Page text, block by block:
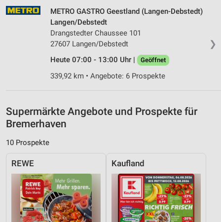
❯
METRO GASTRO Geestland (Langen-Debstedt)
Langen/Debstedt
Drangstedter Chaussee 101
27607 Langen/Debstedt
Heute 07:00 - 13:00 Uhr |
Geöffnet
339,92 km • Angebote: 6 Prospekte
Supermärkte Angebote und Prospekte für
Bremerhaven
10 Prospekte
REWE Kaufland
Speichern von oder Zugriff auf Informationen
auf einem Endgerät
Verwendung reduzierter Daten zur Auswahl von
Werbeanzeigen
Erstellung von Profilen für personalisierte
personalisierter Werbung
Erstellung von Profilen zur Personalisierung
personalisierter Inhalte
Messung der Werbeleistung
Messung der Performance von Inhalten